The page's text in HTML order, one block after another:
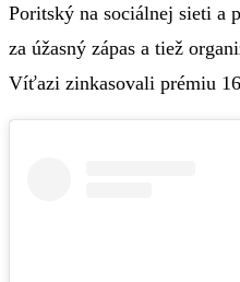
Poritský na sociálnej sieti a
za úžasný zápas a tiež
Víťazi zinkasovali prémiu